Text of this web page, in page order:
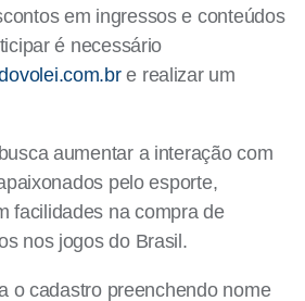
em ingressos e conteúdos
é necessário
e realizar um
aumentar a interação com
pelo esporte,
facilidades na compra de
nos jogos do Brasil.
o cadastro preenchendo nome